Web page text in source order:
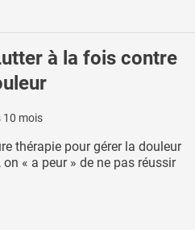
à la fois contre
10 mois
thérapie pour gérer la douleur
« a peur » de ne pas réussir